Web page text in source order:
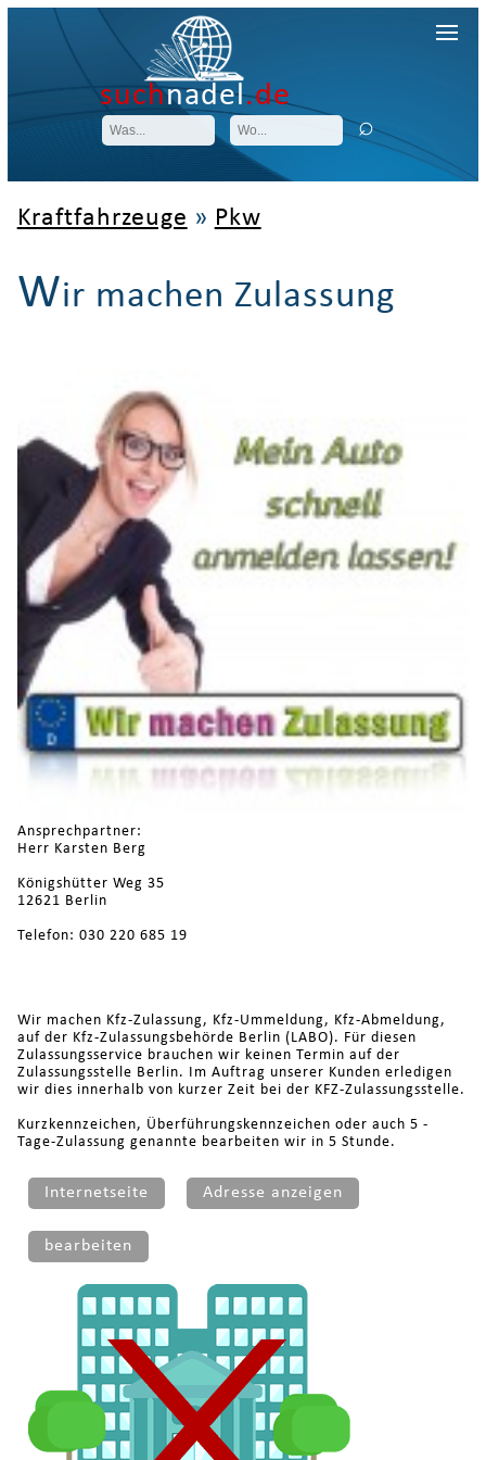
suchnadel.de
Kraftfahrzeuge » Pkw
Wir machen Zulassung
Ansprechpartner:
Herr Karsten Berg
Königshütter Weg 35
12621 Berlin
Telefon: 030 220 685 19
Wir machen Kfz-Zulassung, Kfz-Ummeldung, Kfz-Abmeldung,
auf der Kfz-Zulassungsbehörde Berlin (LABO). Für diesen
Zulassungsservice brauchen wir keinen Termin auf der
Zulassungsstelle Berlin. Im Auftrag unserer Kunden erledigen
wir dies innerhalb von kurzer Zeit bei der KFZ-Zulassungsstelle.
Kurzkennzeichen, Überführungskennzeichen oder auch 5 -
Tage-Zulassung genannte bearbeiten wir in 5 Stunde.
Internetseite Adresse anzeigen
bearbeiten